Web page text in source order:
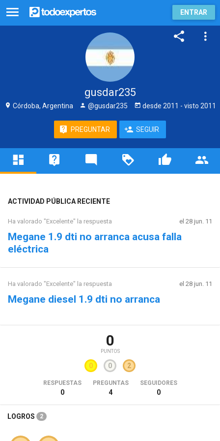
ENTRAR
gusdar235
Córdoba, Argentina @gusdar235 desde 2011 - visto 2011
PREGUNTAR SEGUIR
ACTIVIDAD PÚBLICA RECIENTE
Ha valorado "Excelente" la respuesta el 28 jun. 11
Megane 1.9 dti no arranca acusa falla
eléctrica
Ha valorado "Excelente" la respuesta el 28 jun. 11
Megane diesel 1.9 dti no arranca
0
PUNTOS
0 0 2
RESPUESTAS
0
PREGUNTAS
4
SEGUIDORES
0
LOGROS 2